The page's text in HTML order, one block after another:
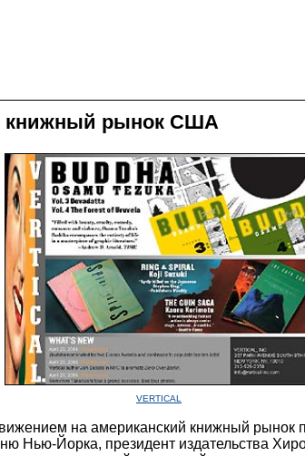
книжный рынок США
VERTICAL
на американский книжный
Нью-Йорка, президент издательства